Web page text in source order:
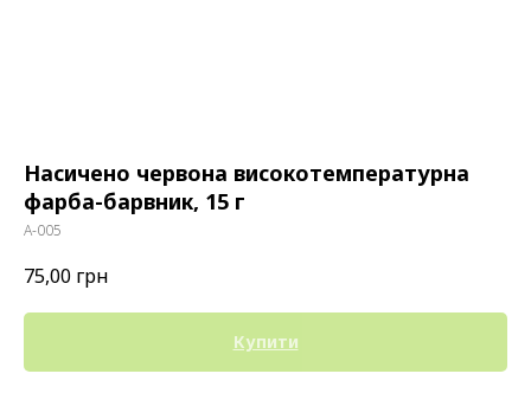
Насичено червона високотемпературна
фарба-барвник, 15 г
А-005
75,00 грн
Купити